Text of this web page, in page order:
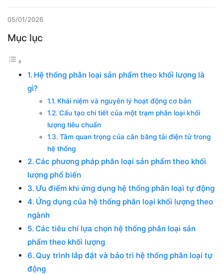
05/01/2026
Mục lục
Hệ thống phân loại sản phẩm theo khối lượng là
gì?
Khái niệm và nguyên lý hoạt động cơ bản
Cấu tạo chi tiết của một trạm phân loại khối
lượng tiêu chuẩn
Tầm quan trọng của cân băng tải điện tử trong
hệ thống
Các phương pháp phân loại sản phẩm theo khối
lượng phổ biến
Ưu điểm khi ứng dụng hệ thống phân loại tự động
Ứng dụng của hệ thống phân loại khối lượng theo
ngành
Các tiêu chí lựa chọn hệ thống phân loại sản
phẩm theo khối lượng
Quy trình lắp đặt và bảo trì hệ thống phân loại tự
động